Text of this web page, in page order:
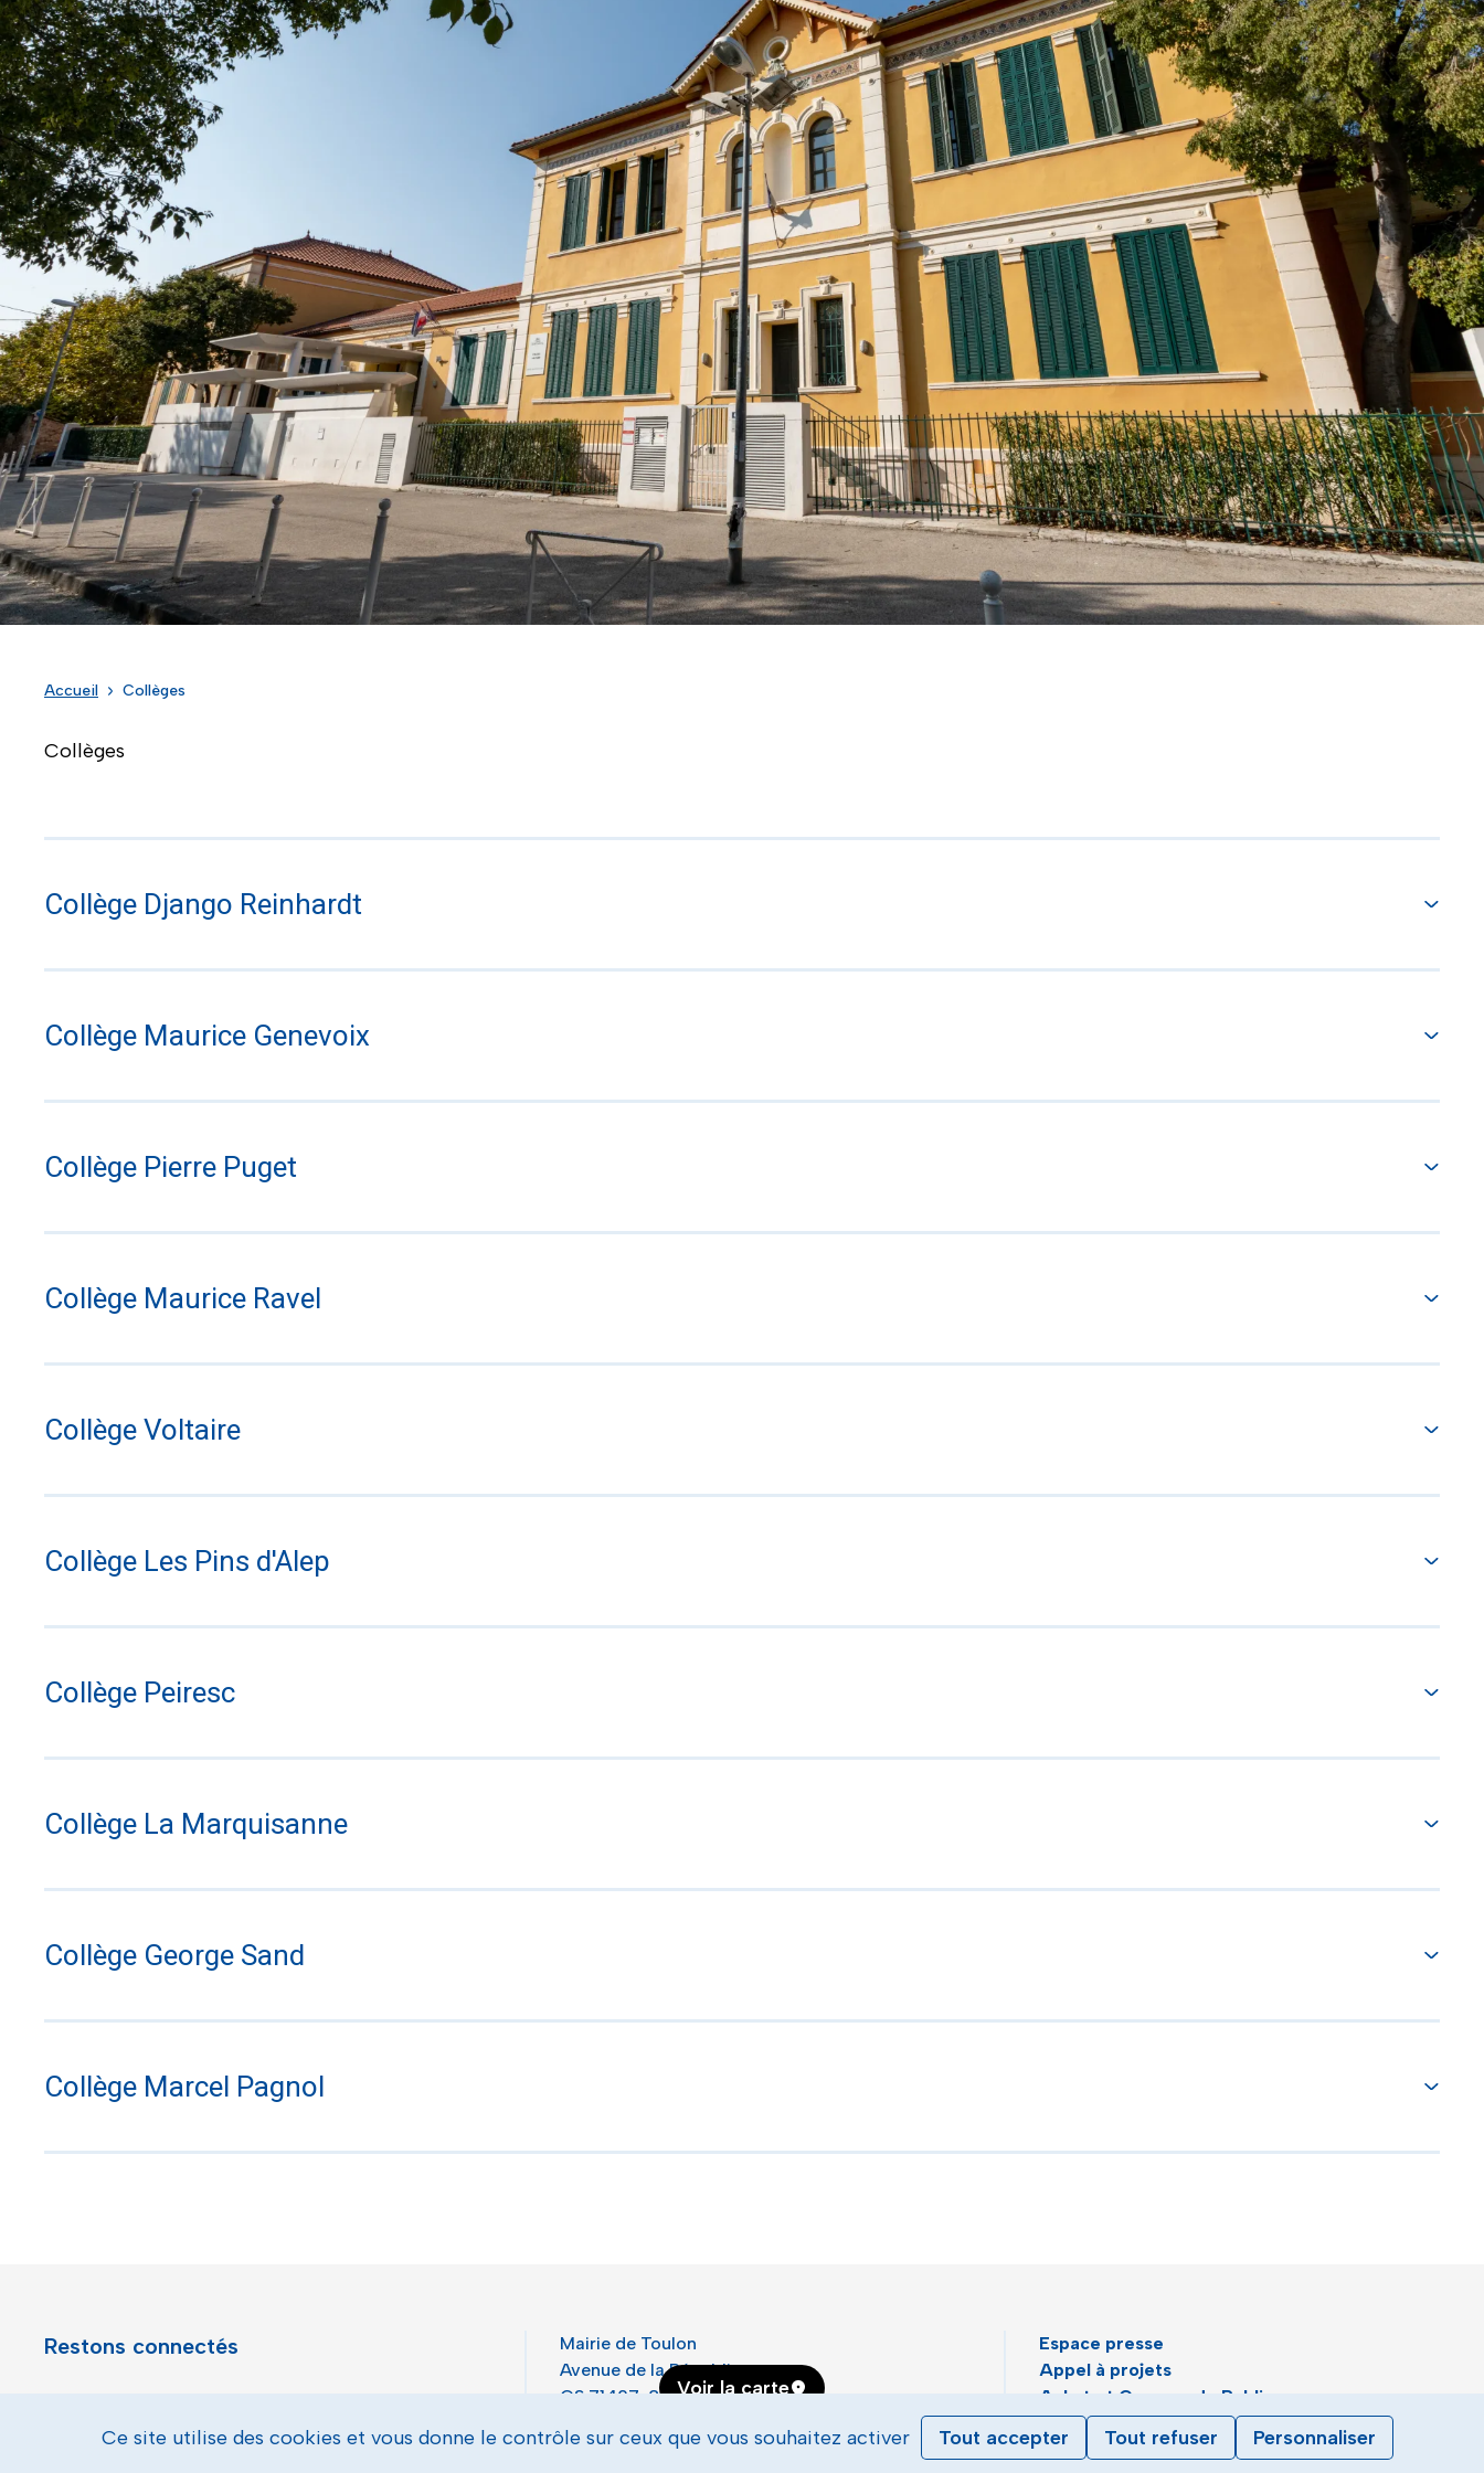
Accueil Collèges
Collèges
Collège Django Reinhardt
Collège Maurice Genevoix
Collège Pierre Puget
Collège Maurice Ravel
Collège Voltaire
Collège Les Pins d'Alep
Collège Peiresc
Collège La Marquisanne
Collège George Sand
Collège Marcel Pagnol
Voir la carte
Restons connectés
Toulon - Port du levant, retour à l'accueil
Mairie de Toulon
Avenue de la République,
CS 71407, 83056 Toulon Cedex
Contacter la mairie
Espace presse
Appel à projets
Achat et Commande Publique
Plan du site
Agenda
Ce site utilise des cookies et vous donne le contrôle sur ceux que vous souhaitez activer Tout accepter Tout refuser Personnaliser